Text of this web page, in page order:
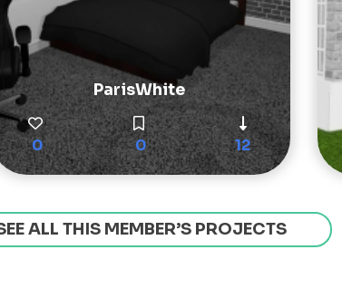
ParisWhite
0 0 12
ALL THIS MEMBER’S PROJECTS